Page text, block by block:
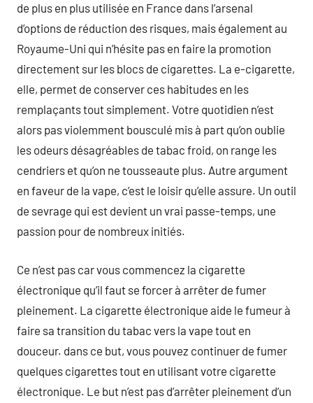
de plus en plus utilisée en France dans l’arsenal
d’options de réduction des risques, mais également au
Royaume-Uni qui n’hésite pas en faire la promotion
directement sur les blocs de cigarettes. La e-cigarette,
elle, permet de conserver ces habitudes en les
remplaçants tout simplement. Votre quotidien n’est
alors pas violemment bousculé mis à part qu’on oublie
les odeurs désagréables de tabac froid, on range les
cendriers et qu’on ne tousseaute plus. Autre argument
en faveur de la vape, c’est le loisir qu’elle assure. Un outil
de sevrage qui est devient un vrai passe-temps, une
passion pour de nombreux initiés.
Ce n’est pas car vous commencez la cigarette
électronique qu’il faut se forcer à arrêter de fumer
pleinement. La cigarette électronique aide le fumeur à
faire sa transition du tabac vers la vape tout en
douceur. dans ce but, vous pouvez continuer de fumer
quelques cigarettes tout en utilisant votre cigarette
électronique. Le but n’est pas d’arrêter pleinement d’un